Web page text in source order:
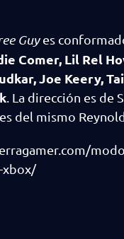
Guyes
Comer, Lil Rel
Joe Keery,
. La dirección es de
del mismo
xbox/